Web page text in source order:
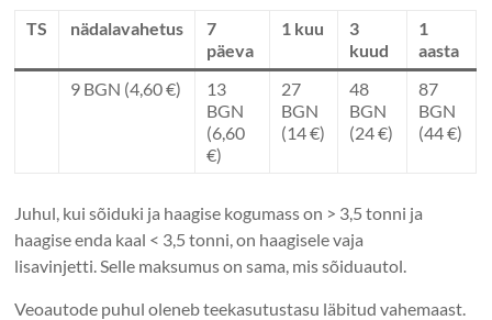
TS nädalavahetus
7
päeva
1 kuu
3
kuud
1
aasta
9 BGN (4,60 €)
13
BGN
(6,60
€)
27
BGN
(14 €)
48
BGN
(24 €)
87
BGN
(44 €)
Juhul, kui sõiduki ja haagise kogumass on > 3,5 tonni ja
haagise enda kaal < 3,5 tonni, on haagisele vaja
lisavinjetti. Selle maksumus on sama, mis sõiduautol.
Veoautode puhul oleneb teekasutustasu läbitud vahemaast.